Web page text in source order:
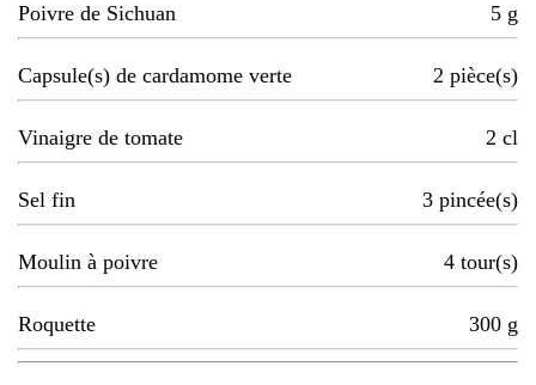
Poivre de Sichuan 5 g
Capsule(s) de cardamome verte 2 pièce(s)
Vinaigre de tomate 2 cl
Sel fin 3 pincée(s)
Moulin à poivre 4 tour(s)
Roquette 300 g